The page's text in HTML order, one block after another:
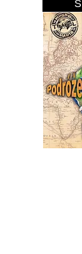
Ponad 260